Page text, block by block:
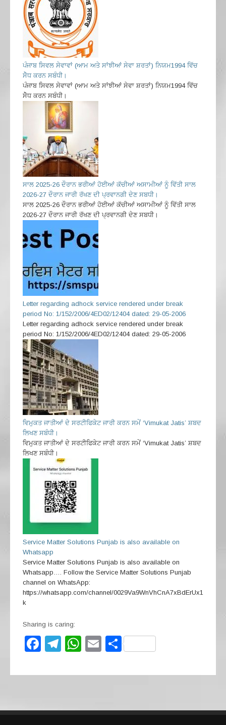
ਪੰਜਾਬ ਸਿਵਲ ਸੇਵਾਵਾਂ (ਆਮ ਅਤੇ ਸਾਂਝੀਆਂ ਸੇਵਾ ਸ਼ਰਤਾਂ) ਨਿਯਮ1994 ਵਿੱਚ
ਸੇੋਧ ਕਰਨ ਸਬੰਧੀ।
ਪੰਜਾਬ ਸਿਵਲ ਸੇਵਾਵਾਂ (ਆਮ ਅਤੇ ਸਾਂਝੀਆਂ ਸੇਵਾ ਸ਼ਰਤਾਂ) ਨਿਯਮ1994 ਵਿੱਚ
ਸੇੋਧ ਕਰਨ ਸਬੰਧੀ।
ਸਾਲ 2025-26 ਦੌਰਾਨ ਭਰੀਆਂ ਹੋਈਆਂ ਕੱਚੀਆਂ ਅਸਾਮੀਆਂ ਨੂੰ ਵਿੱਤੀ ਸਾਲ
2026-27 ਦੌਰਾਨ ਜਾਰੀ ਰੱਖਣ ਦੀ ਪ੍ਰਵਾਨਗੀ ਦੇਣ ਸਬਧੀ।
ਸਾਲ 2025-26 ਦੌਰਾਨ ਭਰੀਆਂ ਹੋਈਆਂ ਕੱਚੀਆਂ ਅਸਾਮੀਆਂ ਨੂੰ ਵਿੱਤੀ ਸਾਲ
2026-27 ਦੌਰਾਨ ਜਾਰੀ ਰੱਖਣ ਦੀ ਪ੍ਰਵਾਨਗੀ ਦੇਣ ਸਬਧੀ।
Letter regarding adhock service rendered under break
period No: 1/152/2006/4ED02/12404 dated: 29-05-2006
Letter regarding adhock service rendered under break
period No: 1/152/2006/4ED02/12404 dated: 29-05-2006
ਵਿਮੁਕਤ ਜਾਤੀਆਂ ਦੇ ਸਰਟੀਫਿਕੇਟ ਜਾਰੀ ਕਰਨ ਸਮੇਂ ‘Vimukat Jatis’ ਸ਼ਬਦ
ਲਿਖਣ ਸਬੰਧੀ।
ਵਿਮੁਕਤ ਜਾਤੀਆਂ ਦੇ ਸਰਟੀਫਿਕੇਟ ਜਾਰੀ ਕਰਨ ਸਮੇਂ ‘Vimukat Jatis’ ਸ਼ਬਦ
ਲਿਖਣ ਸਬੰਧੀ।
Service Matter Solutions Punjab is also available on
Whatsapp
Service Matter Solutions Punjab is also available on
Whatsapp…. Follow the Service Matter Solutions Punjab
channel on WhatsApp:
https://whatsapp.com/channel/0029Va9WnVhCnA7xBdErUx1
k
Sharing is caring:
F
c
b
T
e
a
W
at
A
E
ail
S
ar